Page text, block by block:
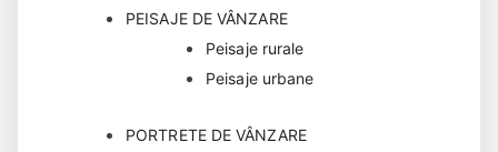
PEISAJE DE VÂNZARE
Peisaje rurale
Peisaje urbane
PORTRETE DE VÂNZARE